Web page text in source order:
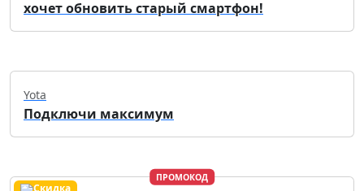
хочет обновить старый смартфон!
Yota
Подключи максимум
ПРОМОКОД